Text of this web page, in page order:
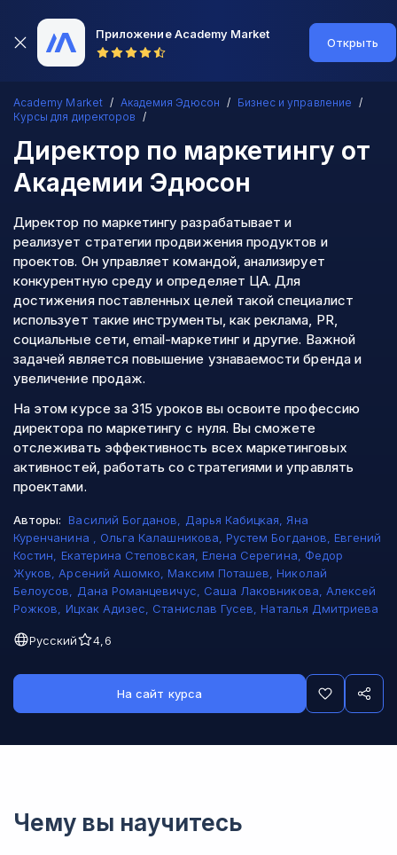
Приложение Academy Market
Открыть
Academy Market Академия Эдюсон
Бизнес и управление
Курсы для директоров
Директор по маркетингу от
Академии Эдюсон
Директор по маркетингу разрабатывает и
реализует стратегии продвижения продуктов и
проектов. Он управляет командой, анализирует
конкурентную среду и определяет ЦА. Для
достижения поставленных целей такой специалист
использует такие инструменты, как реклама, PR,
социальные сети, email-маркетинг и другие. Важной
задачей является повышение узнаваемости бренда и
увеличение продаж.
На этом курсе за 315 уроков вы освоите профессию
директора по маркетингу с нуля. Вы сможете
отслеживать эффективность всех маркетинговых
активностей, работать со стратегиями и управлять
проектами.
Авторы: Василий Богданов Дарья Кабицкая
Яна
Куренчанина
Ольга Калашникова Рустем Богданов
Евгений
Костин
Екатерина Степовская Елена Серегина
Федор
Жуков
Арсений Ашомко Максим Поташев
Николай
Белоусов
Дана Романцевичус Саша Лаковникова
Алексей
Рожков
Ицхак Адизес Станислав Гусев Наталья Дмитриева
Русский 4,6
На сайт курса
Чему вы научитесь